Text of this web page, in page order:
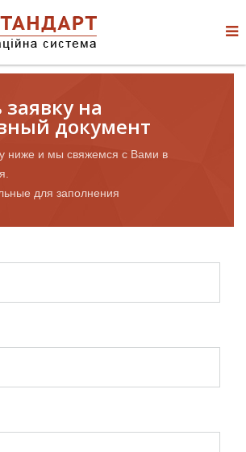
на
документ
ниже и мы свяжемся с Вами в
для заполнения